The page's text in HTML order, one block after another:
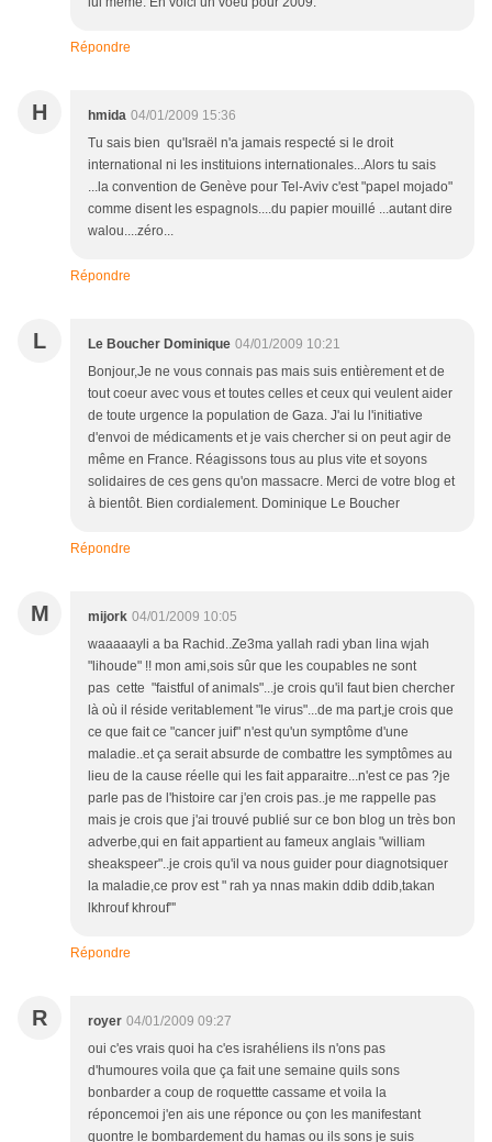
Répondre
H hmida 04/01/2009 15:36
Tu sais bien qu'Israël n'a jamais respecté si le droit
international ni les instituions internationales...Alors tu sais
...la convention de Genève pour Tel-Aviv c'est "papel mojado"
comme disent les espagnols....du papier mouillé ...autant dire
walou....zéro...
Répondre
L Le Boucher Dominique 04/01/2009 10:21
Bonjour,Je ne vous connais pas mais suis entièrement et de
tout coeur avec vous et toutes celles et ceux qui veulent aider
de toute urgence la population de Gaza. J'ai lu l'initiative
d'envoi de médicaments et je vais chercher si on peut agir de
même en France. Réagissons tous au plus vite et soyons
solidaires de ces gens qu'on massacre. Merci de votre blog et
à bientôt. Bien cordialement. Dominique Le Boucher
Répondre
M mijork 04/01/2009 10:05
waaaaayli a ba Rachid..Ze3ma yallah radi yban lina wjah
"lihoude" !! mon ami,sois sûr que les coupables ne sont
pas cette "faistful of animals"...je crois qu'il faut bien chercher
là où il réside veritablement "le virus"...de ma part,je crois que
ce que fait ce "cancer juif" n'est qu'un symptôme d'une
maladie..et ça serait absurde de combattre les symptômes au
lieu de la cause réelle qui les fait apparaitre...n'est ce pas ?je
parle pas de l'histoire car j'en crois pas..je me rappelle pas
mais je crois que j'ai trouvé publié sur ce bon blog un très bon
adverbe,qui en fait appartient au fameux anglais "william
sheakspeer"..je crois qu'il va nous guider pour diagnotsiquer
la maladie,ce prov est " rah ya nnas makin ddib ddib,takan
lkhrouf khrouf"'
Répondre
R royer 04/01/2009 09:27
oui c'es vrais quoi ha c'es israhéliens ils n'ons pas
d'humoures voila que ça fait une semaine quils sons
bonbarder a coup de roquettte cassame et voila la
réponcemoi j'en ais une réponce ou çon les manifestant
quontre le bombardement du hamas ou ils sons je suis